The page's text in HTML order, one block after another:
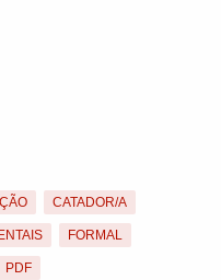
CATADOR/A
FORMAL
PDF